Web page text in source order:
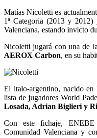
Matías Nicoletti es
1ª Categoría (2013 y
Valenciana, estando invicto
Nicoletti jugará con una de
AEROX Carbon, en su
El italo-argentino, nacido en
lista de jugadores World
Losada, Adrian Biglieri y
Con este fichaje,
Comunidad Valenciana y